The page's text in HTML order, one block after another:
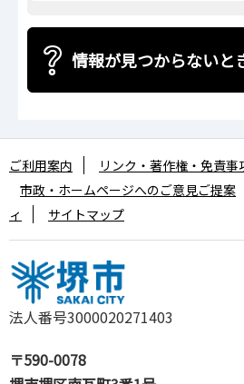
情報が見つからないと
法人番号3000020271403
〒590-0078
ご利用案内 リンク・著作権・免責事
市政・ホームページへのご意見ご提案
ィ
サイトマップ